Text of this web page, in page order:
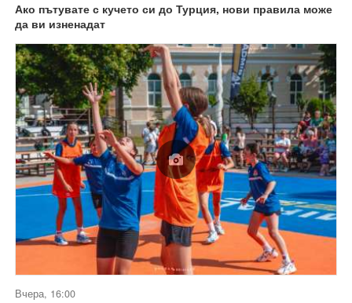
Ако пътувате с кучето си до Турция, нови правила може
да ви изненадат
Вчера, 16:00